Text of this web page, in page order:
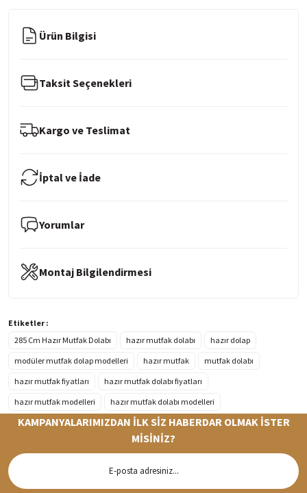
Ürün Bilgisi
Taksit Seçenekleri
Kargo ve Teslimat
İptal ve İade
Yorumlar
Montaj Bilgilendirmesi
Etiketler :
285 Cm Hazır Mutfak Dolabı
hazır mutfak dolabı
hazır dolap
modüler mutfak dolap modelleri
hazır mutfak
mutfak dolabı
hazır mutfak fiyatları
hazır mutfak dolabı fiyatları
hazır mutfak modelleri
hazır mutfak dolabı modelleri
Siparişleriniz en kısa sürede hazırlanarak kargoya verilir
KAMPANYALARIMIZDAN İLK SİZ HABERDAR OLMAK İSTER
MİSİNİZ?